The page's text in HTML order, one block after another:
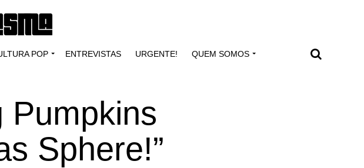
POP ENTREVISTAS URGENTE! QUEM SOMOS
Pumpkins
Sphere!”